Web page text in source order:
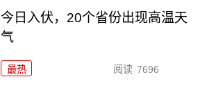
今日入伏，20个省份出现高温天
气
最热 阅读 7696